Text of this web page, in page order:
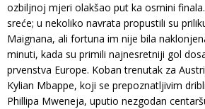
ozbiljnoj mjeri olakšao put ka osmini
sreće; u nekoliko navrata propustili su
Maignana, ali fortuna im nije bila
minuti, kada su primili najnesretniji gol
prvenstva Europe. Koban trenutak za
Kylian Mbappe, koji se prepoznatljivim
Phillipa Mweneja, uputio nezgodan